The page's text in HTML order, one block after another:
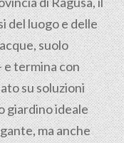
del luogo e delle
suolo
e termina con
su soluzioni
giardino ideale
ma anche